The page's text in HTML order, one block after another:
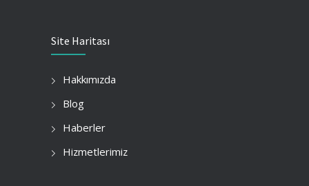
Site Haritası
Hakkımızda
Blog
Haberler
Hizmetlerimiz